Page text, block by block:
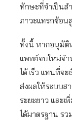
ทักษะที่จำเป็นส
ภาวะแทรกซ้อน
ทั้งนี้ หากอนุมัติ
แพทย์จบใหม่จำ
ได้ เร็ว แทนที่จ
ส่งผลให้ระบบส
ระยะยาว และเ
ได้มาตรฐาน รว